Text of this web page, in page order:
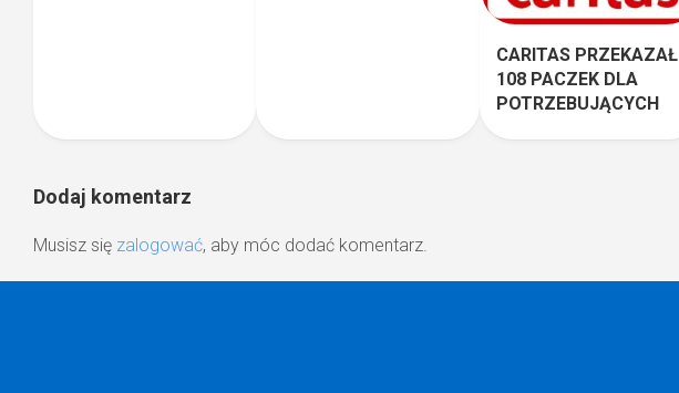
CARITAS PRZEKAZAŁ
108 PACZEK DLA
POTRZEBUJĄCYCH
Dodaj komentarz
Musisz się zalogować, aby móc dodać komentarz.